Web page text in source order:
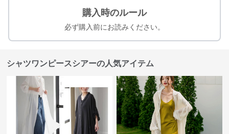
購入時のルール
必ず購入前にお読みください。
シャツワンピースシアーの人気アイテム